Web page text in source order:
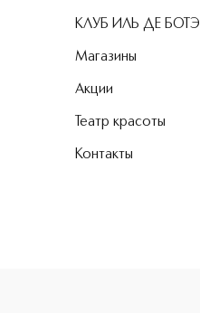
КЛУБ ИЛЬ ДЕ БОТЭ
Магазины
Акции
Театр красоты
Контакты